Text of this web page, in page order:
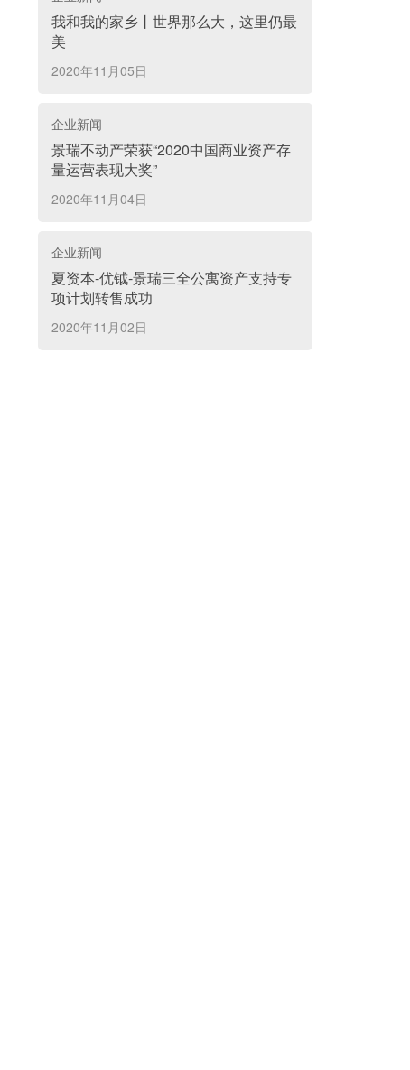
我和我的家乡丨世界那么大，这里仍最
美
2020年11月05日
企业新闻
景瑞不动产荣获“2020中国商业资产存
量运营表现大奖”
2020年11月04日
企业新闻
夏资本-优钺-景瑞三全公寓资产支持专
项计划转售成功
2020年11月02日